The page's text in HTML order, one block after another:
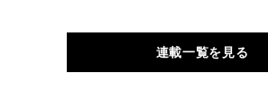
連載一覧を見る